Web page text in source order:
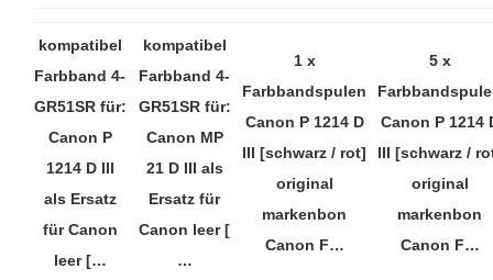
kompatibel
Farbband 4-
GR51SR für:
Canon P
1214 D III
als Ersatz
für Canon
leer […
kompatibel
Farbband 4-
GR51SR für:
Canon MP
21 D III als
Ersatz für
Canon leer [
…
1 x
Farbbandspulen
Canon P 1214 D
III [schwarz / rot]
original
markenbon
Canon F…
5 x
Canon P 1214
III [schwarz /
original
markenbon
Canon F…